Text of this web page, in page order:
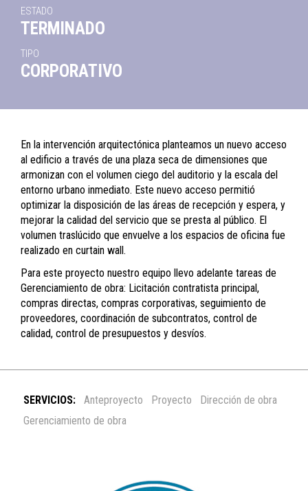
ESTADO
TERMINADO
TIPO
CORPORATIVO
En la intervención arquitectónica planteamos un nuevo acceso
al edificio a través de una plaza seca de dimensiones que
armonizan con el volumen ciego del auditorio y la escala del
entorno urbano inmediato. Este nuevo acceso permitió
optimizar la disposición de las áreas de recepción y espera, y
mejorar la calidad del servicio que se presta al público. El
volumen traslúcido que envuelve a los espacios de oficina fue
realizado en curtain wall.
Para este proyecto nuestro equipo llevo adelante tareas de
Gerenciamiento de obra: Licitación contratista principal,
compras directas, compras corporativas, seguimiento de
proveedores, coordinación de subcontratos, control de
calidad, control de presupuestos y desvíos.
SERVICIOS: Anteproyecto Proyecto
Dirección de obra
Gerenciamiento de obra